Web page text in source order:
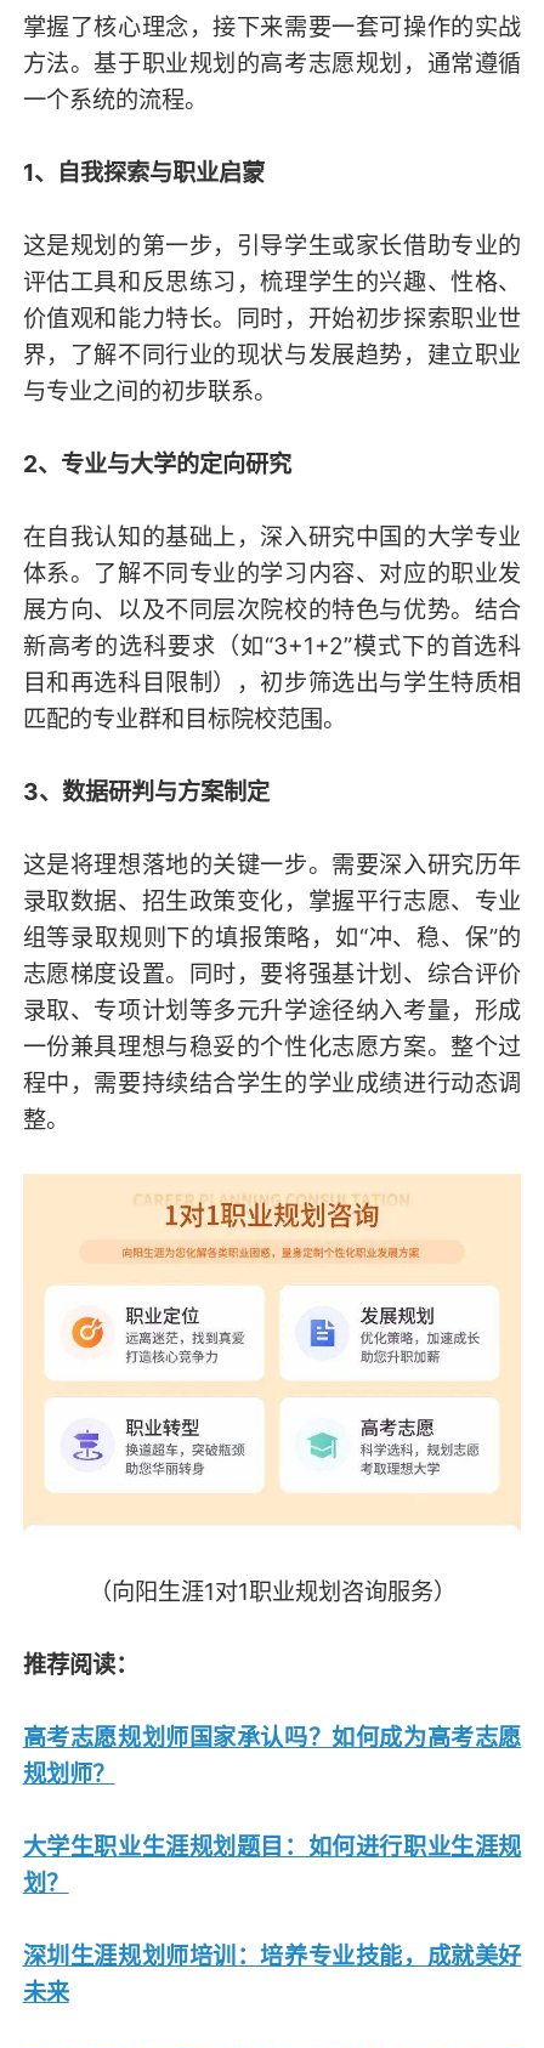
掌握了核心理念，接下来需要一套可操作的实战
方法。基于职业规划的高考志愿规划，通常遵循
一个系统的流程。
1、自我探索与职业启蒙
这是规划的第一步，引导学生或家长借助专业的
评估工具和反思练习，梳理学生的兴趣、性格、
价值观和能力特长。同时，开始初步探索职业世
界，了解不同行业的现状与发展趋势，建立职业
与专业之间的初步联系。
2、专业与大学的定向研究
在自我认知的基础上，深入研究中国的大学专业
体系。了解不同专业的学习内容、对应的职业发
展方向、以及不同层次院校的特色与优势。结合
新高考的选科要求（如“3+1+2”模式下的首选科
目和再选科目限制），初步筛选出与学生特质相
匹配的专业群和目标院校范围。
3、数据研判与方案制定
这是将理想落地的关键一步。需要深入研究历年
录取数据、招生政策变化，掌握平行志愿、专业
组等录取规则下的填报策略，如“冲、稳、保”的
志愿梯度设置。同时，要将强基计划、综合评价
录取、专项计划等多元升学途径纳入考量，形成
一份兼具理想与稳妥的个性化志愿方案。整个过
程中，需要持续结合学生的学业成绩进行动态调
整。
（向阳生涯1对1职业规划咨询服务）
推荐阅读：
高考志愿规划师国家承认吗？如何成为高考志愿
规划师？
大学生职业生涯规划题目：如何进行职业生涯规
划？
深圳生涯规划师培训：培养专业技能，成就美好
未来